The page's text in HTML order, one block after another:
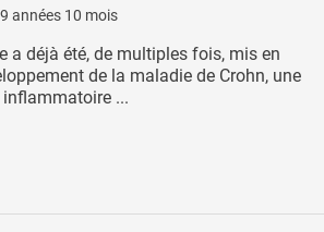
9 années 10 mois
a déjà été, de multiples fois, mis en
de la maladie de Crohn, une
...